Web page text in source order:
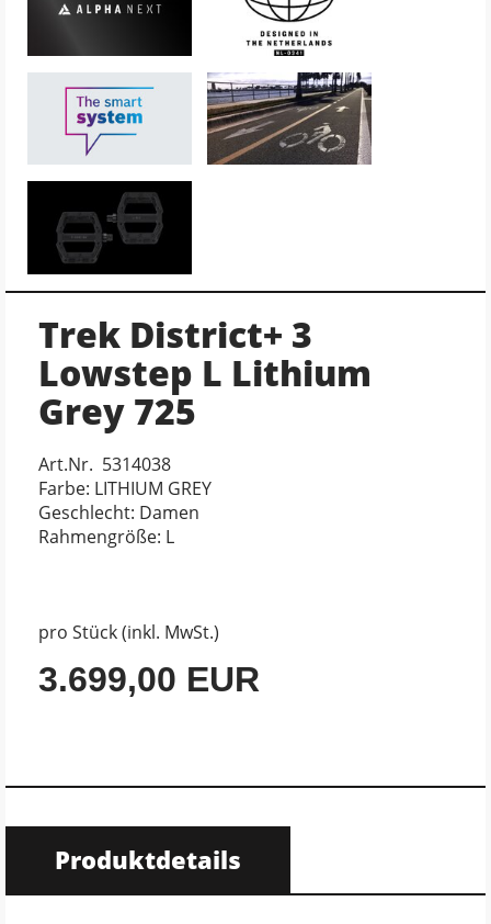
Trek District+ 3
Lowstep L Lithium
Grey 725
Art.Nr. 5314038
Farbe: LITHIUM GREY
Geschlecht: Damen
Rahmengröße: L
pro Stück (inkl. MwSt.)
3.699,00 EUR
Produktdetails